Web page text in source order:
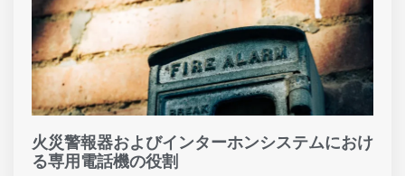
火災警報器およびインターホンシステムにおけ
る専用電話機の役割